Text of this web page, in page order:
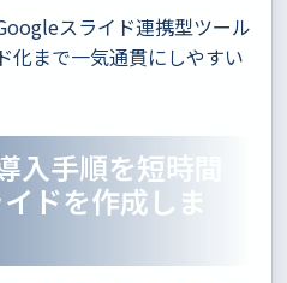
スライド連携型ツール
化まで一気通貫にしやすい
手順を短時間
ドを作成しま